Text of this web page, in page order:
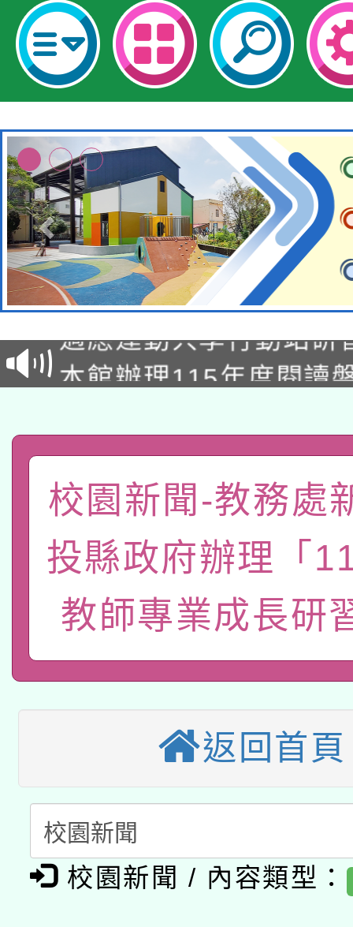
本校115學年度第2次
招)
本館辦理115年度閱讀
礎課程
A3數位素養講師名單
「數位內容與教學軟體
pilot」
有關大陸委員會函釋公
薪期間赴陸應申請許可
轉知經濟部水利署委託
業技術研究院辦理「
115年8月22日(星期六
開 智慧啟航」
2026年桃園地景藝術
本校115學年度第2次
招甄選結果公告(無人
適應運動共學行動站研
本館辦理115年度閱讀
暨閱讀推動專業研習
科技賦能─人工智慧
礎課程
A3數位素養講師名單
「數位內容與教學軟
校園新聞-教務處
投縣政府辦理「
教師專業成長研
返回首頁
校園新聞 / 內容類型：